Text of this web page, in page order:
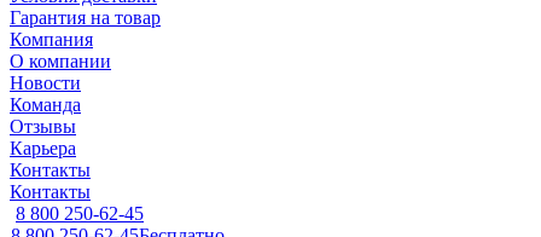
Гарантия на товар
Компания
О компании
Новости
Команда
Отзывы
Карьера
Контакты
Контакты
8 800 250-62-45